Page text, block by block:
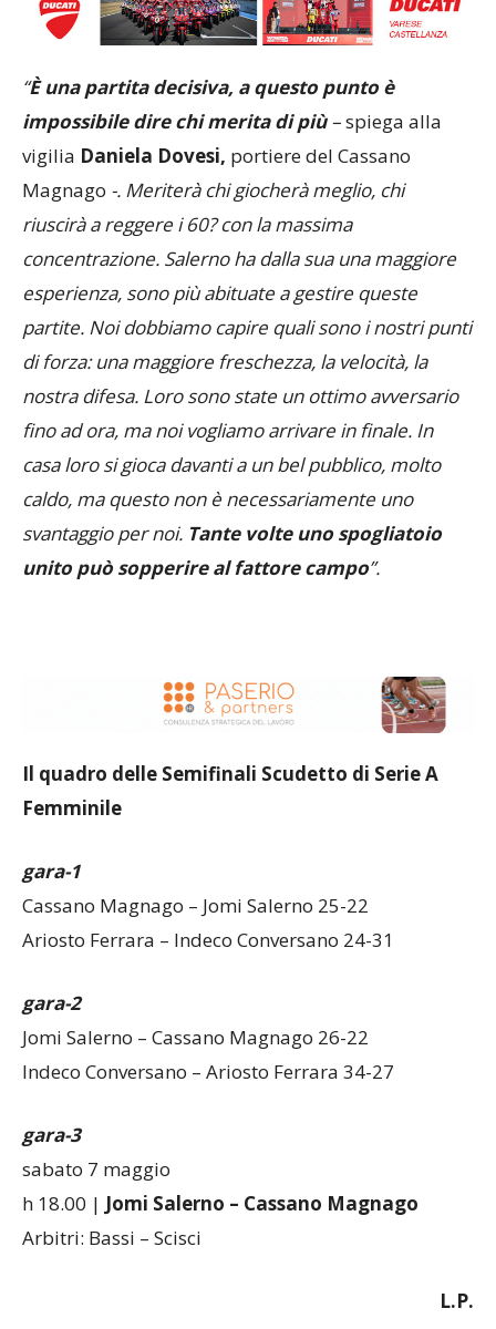
“È una partita decisiva, a questo punto è
impossibile dire chi merita di più–spiega alla
vigilia Daniela Dovesi, portiere del Cassano
Magnago -. Meriterà chi giocherà meglio, chi
riuscirà a reggere i 60? con la massima
concentrazione. Salerno ha dalla sua una maggiore
esperienza, sono più abituate a gestire queste
partite. Noi dobbiamo capire quali sono i nostri punti
di forza: una maggiore freschezza, la velocità, la
nostra difesa. Loro sono state un ottimo avversario
fino ad ora, ma noi vogliamo arrivare in finale. In
casa loro si gioca davanti a un bel pubblico, molto
caldo, ma questo non è necessariamente uno
svantaggio per noi. Tante volte uno spogliatoio
unito può sopperire al fattore campo”.
Il quadro delle Semifinali Scudetto di Serie A
Femminile
gara-1
Cassano Magnago – Jomi Salerno 25-22
Ariosto Ferrara – Indeco Conversano 24-31
gara-2
Jomi Salerno – Cassano Magnago 26-22
Indeco Conversano – Ariosto Ferrara 34-27
gara-3
sabato 7 maggio
h 18.00 | Jomi Salerno – Cassano Magnago
Arbitri: Bassi – Scisci
L.P.